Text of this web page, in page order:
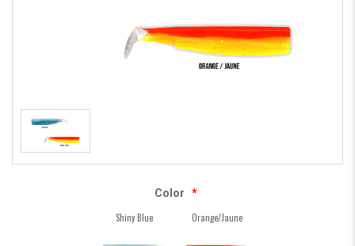
Color
*
Shiny Blue
Orange/Jaune